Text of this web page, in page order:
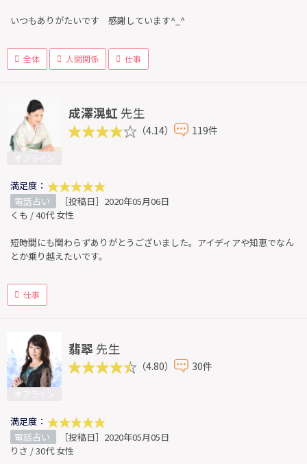
いつもありがたいです 感謝しています^_^
全体 人間関係 仕事
成澤滉虹 先生
（4.14） 119件
満足度：
電話占い
［投稿日］2020年05月06日
くも / 40代 女性
短時間にも関わらずありがとうございました。アイディアや知恵でなん
とか乗り越えたいです。
仕事
翡翆 先生
（4.80） 30件
満足度：
電話占い
［投稿日］2020年05月05日
りさ / 30代 女性